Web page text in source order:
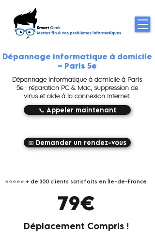
Dépannage informatique à domicile
– Paris 5e
Dépannage informatique à domicile à Paris
5e : réparation PC & Mac, suppression de
virus et aide à la connexion Internet.
📞 Appeler maintenant
📅 Demander un rendez-vous
⭐⭐⭐⭐⭐ + de 300 clients satisfaits en Île-de-France
79€
Déplacement Compris !